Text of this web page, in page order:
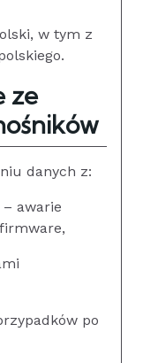
w tym z
ze
danych z:
– awarie
po